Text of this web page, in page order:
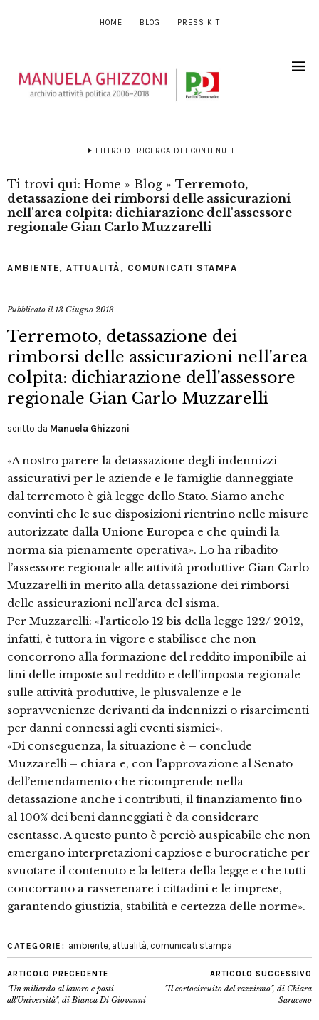
HOME BLOG PRESS KIT
FILTRO DI RICERCA DEI CONTENUTI
Ti trovi qui: Home » Blog » Terremoto,
detassazione dei rimborsi delle assicurazioni
nell'area colpita: dichiarazione dell'assessore
regionale Gian Carlo Muzzarelli
AMBIENTE, ATTUALITÀ , COMUNICATI STAMPA
Pubblicato il13 Giugno 2013
Terremoto, detassazione dei
rimborsi delle assicurazioni nell'area
colpita: dichiarazione dell'assessore
regionale Gian Carlo Muzzarelli
scritto da Manuela Ghizzoni
«A nostro parere la detassazione degli indennizzi
assicurativi per le aziende e le famiglie danneggiate
dal terremoto è già legge dello Stato. Siamo anche
convinti che le sue disposizioni rientrino nelle misure
autorizzate dalla Unione Europea e che quindi la
norma sia pienamente operativa». Lo ha ribadito
l’assessore regionale alle attività produttive Gian Carlo
Muzzarelli in merito alla detassazione dei rimborsi
delle assicurazioni nell’area del sisma.
Per Muzzarelli: «l’articolo 12 bis della legge 122/ 2012,
infatti, è tuttora in vigore e stabilisce che non
concorrono alla formazione del reddito imponibile ai
fini delle imposte sul reddito e dell’imposta regionale
sulle attività produttive, le plusvalenze e le
sopravvenienze derivanti da indennizzi o risarcimenti
per danni connessi agli eventi sismici».
«Di conseguenza, la situazione è – conclude
Muzzarelli – chiara e, con l’approvazione al Senato
dell’emendamento che ricomprende nella
detassazione anche i contributi, il finanziamento fino
al 100% dei beni danneggiati è da considerare
esentasse. A questo punto è perciò auspicabile che non
emergano interpretazioni capziose e burocratiche per
svuotare il contenuto e la lettera della legge e che tutti
concorrano a rasserenare i cittadini e le imprese,
garantendo giustizia, stabilità e certezza delle norme».
CATEGORIE: ambiente, attualità, comunicati stampa
ARTICOLO PRECEDENTE
"Un miliardo al lavoro e posti
all'Università", di Bianca Di Giovanni
ARTICOLO SUCCESSIVO
"Il cortocircuito del razzismo", di Chiara
Saraceno